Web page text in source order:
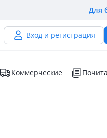
Для
Вход и регистрация
Коммерческие